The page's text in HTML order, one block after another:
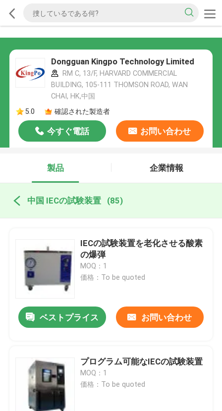
Dongguan Kingpo Technology Limited
RM C, 13/F, HARVARD COMMERCIAL
BUILDING, 105-111 THOMSON ROAD, WAN
CHAI, HK,中国
5.0
確認された製造者
今すぐ電話 お問い合わせ
製品 企業情報
中国 IECの試験装置 (85)
IECの試験装置を老化させる酸素
の爆弾
MOQ：1
価格：To be quoted
ベストプライス お問い合わせ
プログラム可能なIECの試験装置
MOQ：1
価格：To be quoted